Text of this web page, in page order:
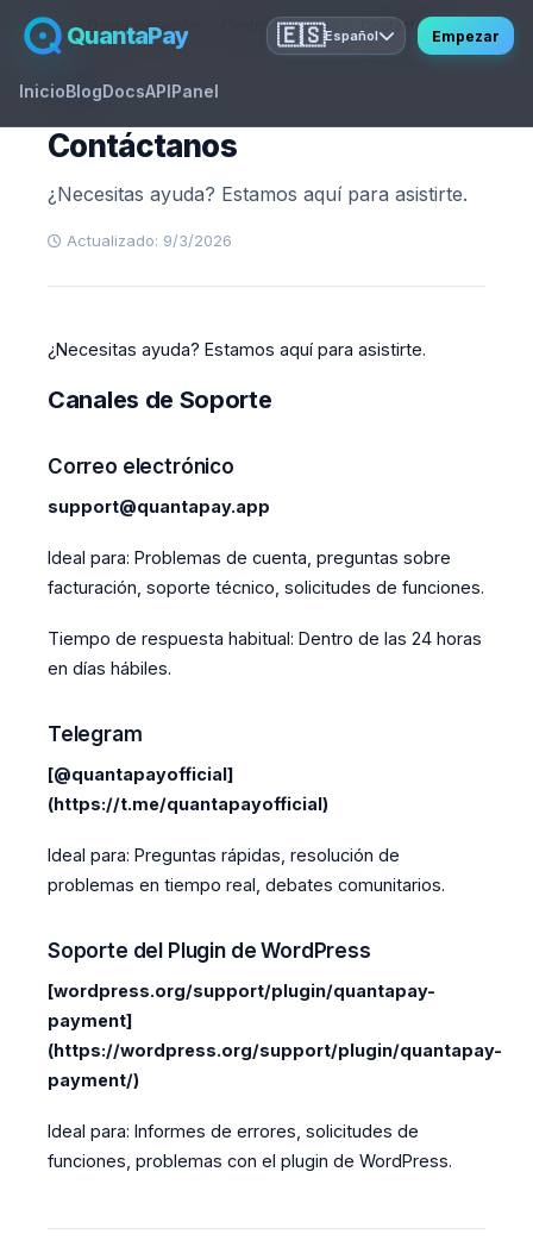
QuantaPay
InicioBlogDocsAPIPanel
🇪🇸Español Empezar
Inicio Documentación Centro de ayuda Contáctanos
FAQ
Contáctanos
¿Necesitas ayuda? Estamos aquí para asistirte.
Actualizado: 9/3/2026
¿Necesitas ayuda? Estamos aquí para asistirte.
Canales de Soporte
Correo electrónico
support@quantapay.app
Ideal para: Problemas de cuenta, preguntas sobre
facturación, soporte técnico, solicitudes de funciones.
Tiempo de respuesta habitual: Dentro de las 24 horas
en días hábiles.
Telegram
[@quantapayofficial]
(https://t.me/quantapayofficial)
Ideal para: Preguntas rápidas, resolución de
problemas en tiempo real, debates comunitarios.
Soporte del Plugin de WordPress
[wordpress.org/support/plugin/quantapay-
payment]
(https://wordpress.org/support/plugin/quantapay-
payment/)
Ideal para: Informes de errores, solicitudes de
funciones, problemas con el plugin de WordPress.